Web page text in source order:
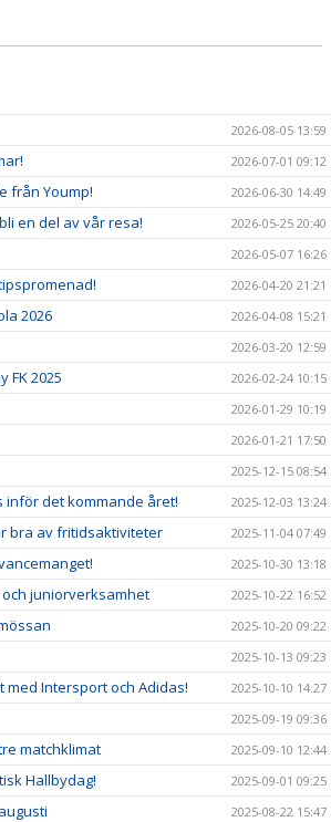
2026-08-05 13:59
2026-07-01 09:12
från Yoump! 2026-06-30 14:49
en del av vår resa! 2026-05-25 20:40
2026-05-07 16:26
2026-04-20 21:21
2026 2026-04-08 15:21
2026-03-20 12:59
FK 2025 2026-02-24 10:15
2026-01-29 10:19
2026-01-21 17:50
2025-12-15 08:54
inför det kommande året! 2025-12-03 13:24
bra av fritidsaktiviteter 2025-11-04 07:49
2025-10-30 13:18
juniorverksamhet 2025-10-22 16:52
2025-10-20 09:22
2025-10-13 09:23
Intersport och Adidas! 2025-10-10 14:27
2025-09-19 09:36
matchklimat 2025-09-10 12:44
Hallbydag! 2025-09-01 09:25
2025-08-22 15:47